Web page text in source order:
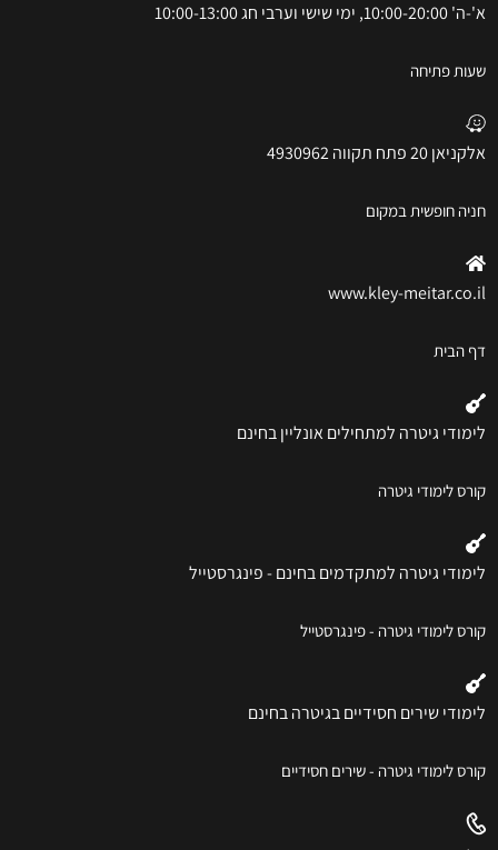
א'-ה' 10:00-20:00, ימי שישי וערבי חג 10:00-13:00
שעות פתיחה
אלקניאן 20 פתח תקווה 4930962
חניה חופשית במקום
www.kley-meitar.co.il
דף הבית
לימודי גיטרה למתחילים אונליין בחינם
קורס לימודי גיטרה
לימודי גיטרה למתקדמים בחינם - פינגרסטייל
קורס לימודי גיטרה - פינגרסטייל
לימודי שירים חסידיים בגיטרה בחינם
קורס לימודי גיטרה - שירים חסידיים